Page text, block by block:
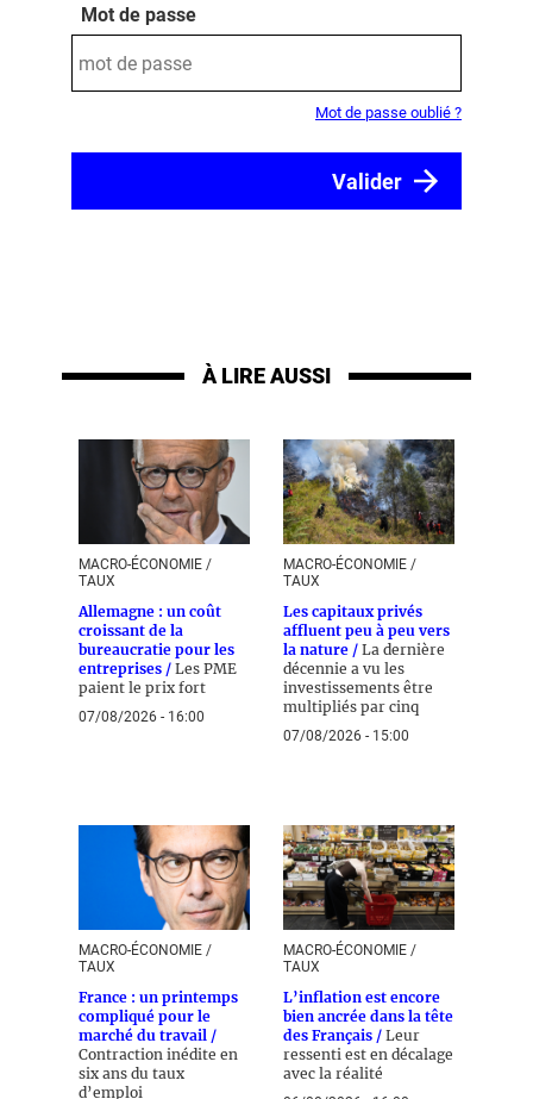
Mot de passe
Mot de passe oublié ?
À LIRE AUSSI
MACRO-ÉCONOMIE /
TAUX
Allemagne : un coût
croissant de la
bureaucratie pour les
entreprises / Les PME
paient le prix fort
07/08/2026 - 16:00
MACRO-ÉCONOMIE /
TAUX
Les capitaux privés
affluent peu à peu vers
la nature / La dernière
décennie a vu les
investissements être
multipliés par cinq
07/08/2026 - 15:00
MACRO-ÉCONOMIE /
TAUX
France : un printemps
compliqué pour le
marché du travail /
Contraction inédite en
six ans du taux
d’emploi
MACRO-ÉCONOMIE /
TAUX
L’inflation est encore
bien ancrée dans la tête
des Français / Leur
ressenti est en décalage
avec la réalité